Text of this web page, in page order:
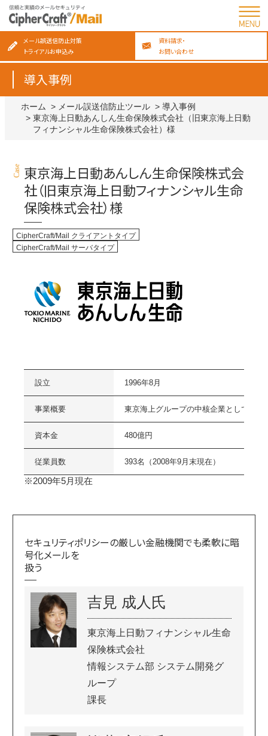
メール誤送信防止対策
トライアルお申込み
資料請求・
お問い合わせ
導入事例
ホーム メール誤送信防止ツール
導入事例
東京海上日動あんしん生命保険株式会社（旧東京海上日動
フィナンシャル生命保険株式会社）様
東京海上日動あんしん生命保険株式会
社（旧東京海上日動フィナンシャル生命
保険株式会社）様
CipherCraft/Mail クライアントタイプ
CipherCraft/Mail サーバタイプ
※2009年5月現在
設立 1996年8月
事業概要 東京海上グループの中核企業として、
資本金 480億円
従業員数 393名（2008年9月末現在）
セキュリティポリシーの厳しい金融機関でも柔軟に暗
号化メールを
扱う
吉見 成人氏
東京海上日動フィナンシャル生命
保険株式会社
情報システム部 システム開発グ
ループ
課長